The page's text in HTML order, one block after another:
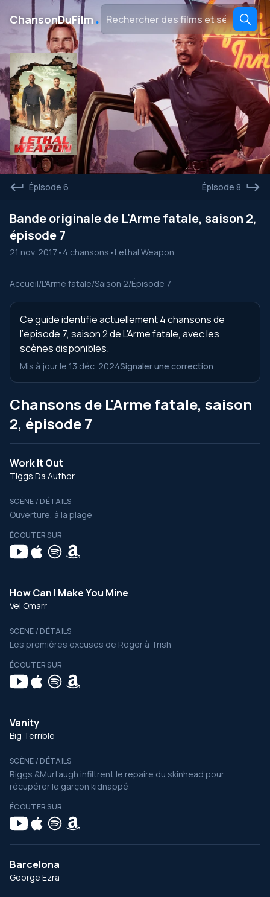
ChansonDuFilm ․
Épisode 6 Épisode 8
Bande originale de L'Arme fatale, saison 2,
épisode 7
21 nov. 2017 • 4 chansons • Lethal Weapon
Accueil/L'Arme fatale/Saison 2/Épisode 7
Ce guide identifie actuellement 4 chansons de
l’épisode 7, saison 2 de L'Arme fatale, avec les
scènes disponibles.
Mis à jour le 13 déc. 2024Signaler une correction
Chansons de L'Arme fatale, saison
2, épisode 7
Work It Out
Tiggs Da Author
SCÈNE / DÉTAILS
Ouverture, à la plage
ÉCOUTER SUR
How Can I Make You Mine
Vel Omarr
SCÈNE / DÉTAILS
Les premières excuses de Roger à Trish
ÉCOUTER SUR
Vanity
Big Terrible
SCÈNE / DÉTAILS
Riggs &Murtaugh infiltrent le repaire du skinhead pour
récupérer le garçon kidnappé
ÉCOUTER SUR
Barcelona
George Ezra